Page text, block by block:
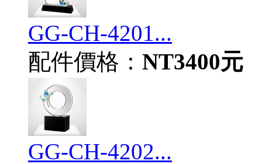
GG-CH-4201...
配件價格： NT3400元
GG-CH-4202...